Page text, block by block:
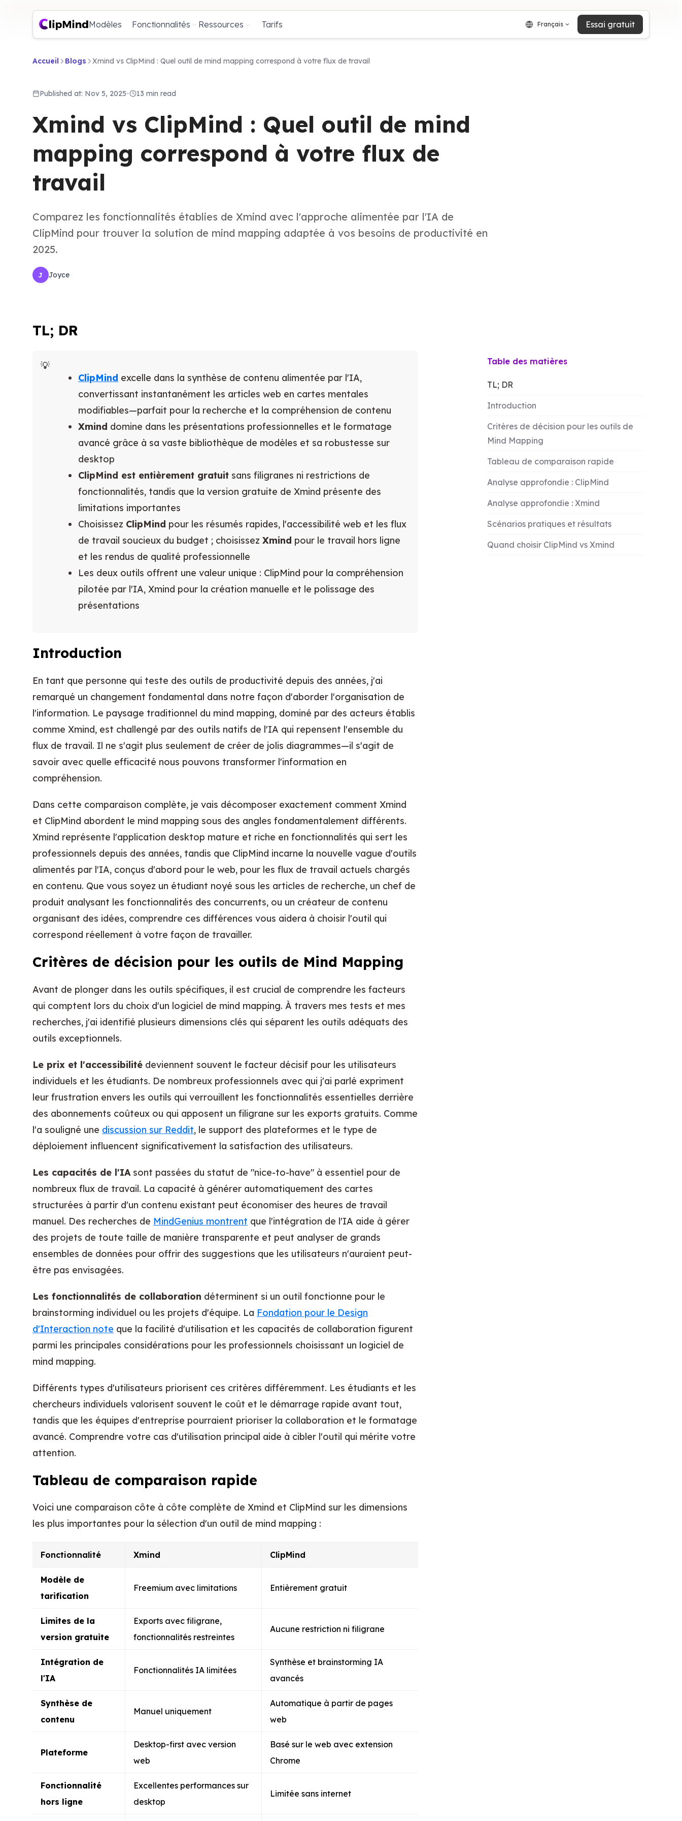
Modèles Fonctionnalités Ressources Tarifs Français Essai gratuit
Accueil Blogs Xmind vs ClipMind : Quel outil de mind mapping correspond à votre flux de travail
Published at: Nov 5, 2025• 13 min read
Xmind vs ClipMind : Quel outil de mind
mapping correspond à votre flux de
travail
Comparez les fonctionnalités établies de Xmind avec l'approche alimentée par l'IA de
ClipMind pour trouver la solution de mind mapping adaptée à vos besoins de productivité en
2025.
J Joyce
TL; DR
ClipMind excelle dans la synthèse de contenu alimentée par l'IA,
convertissant instantanément les articles web en cartes mentales
modifiables—parfait pour la recherche et la compréhension de contenu
Xmind domine dans les présentations professionnelles et le formatage
avancé grâce à sa vaste bibliothèque de modèles et sa robustesse sur
desktop
ClipMind est entièrement gratuit sans filigranes ni restrictions de
fonctionnalités, tandis que la version gratuite de Xmind présente des
limitations importantes
Choisissez ClipMind pour les résumés rapides, l'accessibilité web et les flux
de travail soucieux du budget ; choisissez Xmind pour le travail hors ligne
et les rendus de qualité professionnelle
Les deux outils offrent une valeur unique : ClipMind pour la compréhension
pilotée par l'IA, Xmind pour la création manuelle et le polissage des
présentations
Introduction
En tant que personne qui teste des outils de productivité depuis des années, j'ai
remarqué un changement fondamental dans notre façon d'aborder l'organisation de
l'information. Le paysage traditionnel du mind mapping, dominé par des acteurs établis
comme Xmind, est challengé par des outils natifs de l'IA qui repensent l'ensemble du
flux de travail. Il ne s'agit plus seulement de créer de jolis diagrammes—il s'agit de
savoir avec quelle efficacité nous pouvons transformer l'information en
compréhension.
Dans cette comparaison complète, je vais décomposer exactement comment Xmind
et ClipMind abordent le mind mapping sous des angles fondamentalement différents.
Xmind représente l'application desktop mature et riche en fonctionnalités qui sert les
professionnels depuis des années, tandis que ClipMind incarne la nouvelle vague d'outils
alimentés par l'IA, conçus d'abord pour le web, pour les flux de travail actuels chargés
en contenu. Que vous soyez un étudiant noyé sous les articles de recherche, un chef de
produit analysant les fonctionnalités des concurrents, ou un créateur de contenu
organisant des idées, comprendre ces différences vous aidera à choisir l'outil qui
correspond réellement à votre façon de travailler.
Critères de décision pour les outils de Mind Mapping
Avant de plonger dans les outils spécifiques, il est crucial de comprendre les facteurs
qui comptent lors du choix d'un logiciel de mind mapping. À travers mes tests et mes
recherches, j'ai identifié plusieurs dimensions clés qui séparent les outils adéquats des
outils exceptionnels.
Le prix et l'accessibilité deviennent souvent le facteur décisif pour les utilisateurs
individuels et les étudiants. De nombreux professionnels avec qui j'ai parlé expriment
leur frustration envers les outils qui verrouillent les fonctionnalités essentielles derrière
des abonnements coûteux ou qui apposent un filigrane sur les exports gratuits. Comme
l'a souligné une discussion sur Reddit, le support des plateformes et le type de
déploiement influencent significativement la satisfaction des utilisateurs.
Les capacités de l'IAsont passées du statut de "nice-to-have" à essentiel pour de
nombreux flux de travail. La capacité à générer automatiquement des cartes
structurées à partir d'un contenu existant peut économiser des heures de travail
manuel. Des recherches de MindGenius montrent que l'intégration de l'IA aide à gérer
des projets de toute taille de manière transparente et peut analyser de grands
ensembles de données pour offrir des suggestions que les utilisateurs n'auraient peut-
être pas envisagées.
Les fonctionnalités de collaboration déterminent si un outil fonctionne pour le
brainstorming individuel ou les projets d'équipe. La Fondation pour le Design
d'Interaction note que la facilité d'utilisation et les capacités de collaboration figurent
parmi les principales considérations pour les professionnels choisissant un logiciel de
mind mapping.
Différents types d'utilisateurs priorisent ces critères différemment. Les étudiants et les
chercheurs individuels valorisent souvent le coût et le démarrage rapide avant tout,
tandis que les équipes d'entreprise pourraient prioriser la collaboration et le formatage
avancé. Comprendre votre cas d'utilisation principal aide à cibler l'outil qui mérite votre
attention.
Tableau de comparaison rapide
Voici une comparaison côte à côte complète de Xmind et ClipMind sur les dimensions
les plus importantes pour la sélection d'un outil de mind mapping :
Fonctionnalité Xmind ClipMind
Modèle de
tarification
Freemium avec limitations Entièrement gratuit
Limites de la
version gratuite
Exports avec filigrane,
fonctionnalités restreintes
Aucune restriction ni filigrane
Intégration de
l'IA
Fonctionnalités IA limitées
Synthèse et brainstorming IA
avancés
Synthèse de
contenu
Manuel uniquement
Automatique à partir de pages
web
Plateforme
Desktop-first avec version
web
Basé sur le web avec extension
Chrome
Fonctionnalité
hors ligne
Excellentes performances sur
desktop
Limitée sans internet
Table des matières
TL; DR
Introduction
Critères de décision pour les outils de
Mind Mapping
Tableau de comparaison rapide
Analyse approfondie : ClipMind
Analyse approfondie : Xmind
Scénarios pratiques et résultats
Quand choisir ClipMind vs Xmind